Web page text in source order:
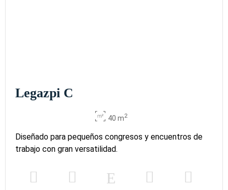
Legazpi C
40 m2
Diseñado para pequeños congresos y encuentros de
trabajo con gran versatilidad.